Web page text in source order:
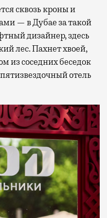
сквозь кроны и
— в Дубае за такой
дизайнер, здесь
лес. Пахнет хвоей,
из соседних беседок
отель